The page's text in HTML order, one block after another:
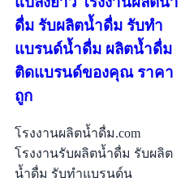
ดื่ม รับผลิตน้ำดื่ม รับทำ
แบรนด์น้ำดื่ม ผลิตน้ำดื่ม
ติดแบรนด์ของคุณ ราคา
ถูก
โรงงานผลิตน้ำดื่ม.com
โรงงานรับผลิตน้ำดื่ม รับผลิต
น้ำดื่ม รับทำแบรนด์น